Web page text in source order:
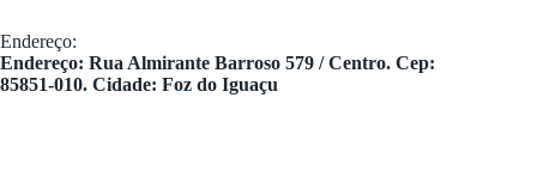
Endereço:
​Endereço: Rua Almirante Barroso 579 / Centro. Cep:
85851-010. Cidade: Foz do Iguaçu